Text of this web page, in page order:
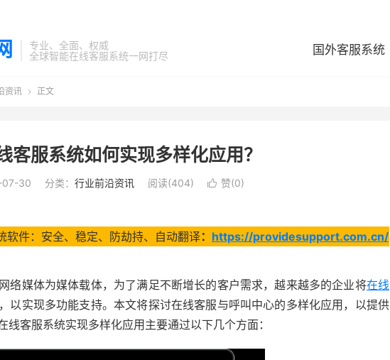
专业、全面、权威
全球智能在线客服系统一网打尽
国外客服系统
资讯  正文
客服系统如何实现多样化应用？
07-30 分类： 行业前沿资讯 阅读(404)  赞(0)
件：安全、稳定、防劫持、自动翻译： https://providesupport.com.cn/
络媒体为媒体载体，为了满足不断增长的客户需求，越来越多的企业将在线
以实现多功能支持。本文将探讨在线客服与呼叫中心的多样化应用，以提供
线客服系统实现多样化应用主要通过以下几个方面：